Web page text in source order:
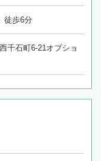
徒歩6分
千石町6-21オプショ